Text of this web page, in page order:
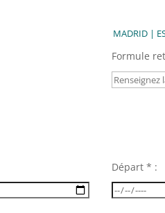
Formule
Départ * :